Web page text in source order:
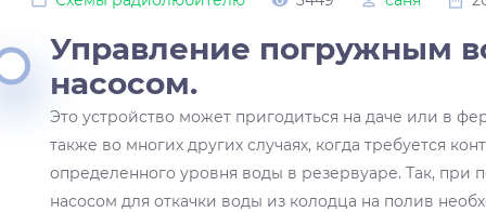
Управление погружным
насосом.
Это устройство может пригодиться на даче или в
также во многих других случаях, когда требуется
определенного уровня воды в резервуаре. Так, при
насосом для откачки воды из колодца на полив